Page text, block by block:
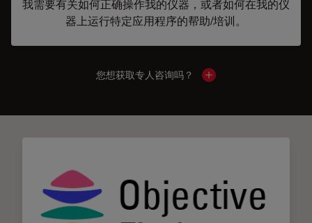
我需要有关如何正确操作我的仪器，或者如何在我的仪
器上运行特定应用程序的帮助/培训。
您想获取专人咨询吗？ Show local contacts